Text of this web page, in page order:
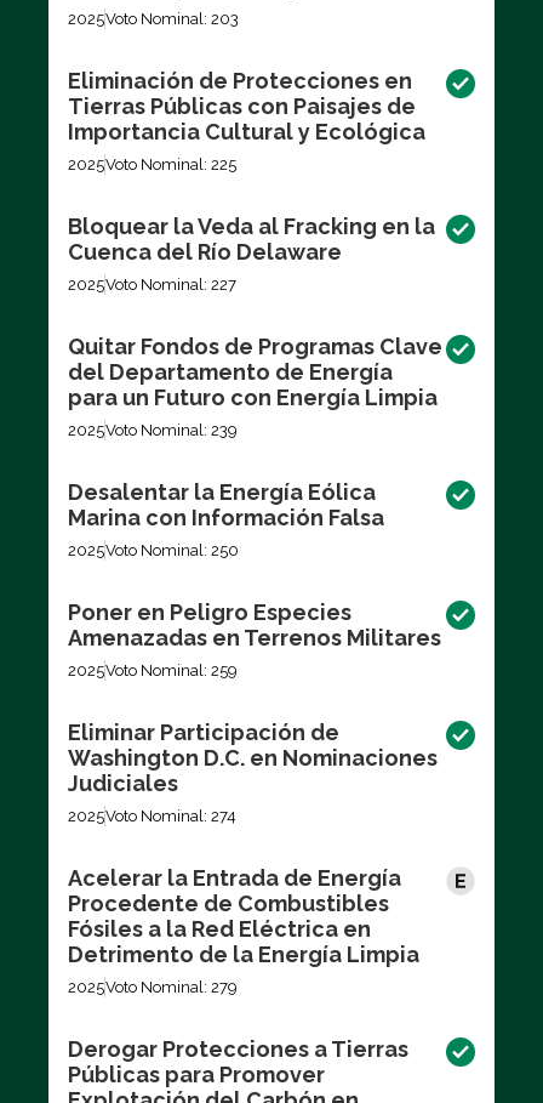
2025Voto Nominal: 203
Eliminación de Protecciones en
Tierras Públicas con Paisajes de
Importancia Cultural y Ecológica
2025Voto Nominal: 225
Bloquear la Veda al Fracking en la
Cuenca del Río Delaware
2025Voto Nominal: 227
Quitar Fondos de Programas Clave
del Departamento de Energía
para un Futuro con Energía Limpia
2025Voto Nominal: 239
Desalentar la Energía Eólica
Marina con Información Falsa
2025Voto Nominal: 250
Poner en Peligro Especies
Amenazadas en Terrenos Militares
2025Voto Nominal: 259
Eliminar Participación de
Washington D.C. en Nominaciones
Judiciales
2025Voto Nominal: 274
Acelerar la Entrada de Energía
Procedente de Combustibles
Fósiles a la Red Eléctrica en
Detrimento de la Energía Limpia
2025Voto Nominal: 279
Derogar Protecciones a Tierras
Públicas para Promover